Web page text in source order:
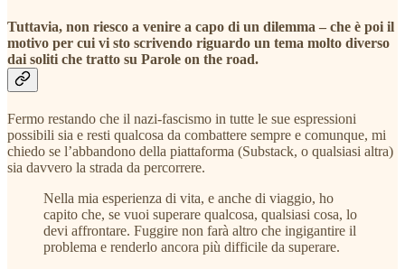
Tuttavia, non riesco a venire a capo di un dilemma – che è poi il
motivo per cui vi sto scrivendo riguardo un tema molto diverso
dai soliti che tratto su Parole on the road.
Fermo restando che il nazi-fascismo in tutte le sue espressioni
possibili sia e resti qualcosa da combattere sempre e comunque, mi
chiedo se l’abbandono della piattaforma (Substack, o qualsiasi altra)
sia davvero la strada da percorrere.
Nella mia esperienza di vita, e anche di viaggio, ho
capito che, se vuoi superare qualcosa, qualsiasi cosa, lo
devi affrontare. Fuggire non farà altro che ingigantire il
problema e renderlo ancora più difficile da superare.